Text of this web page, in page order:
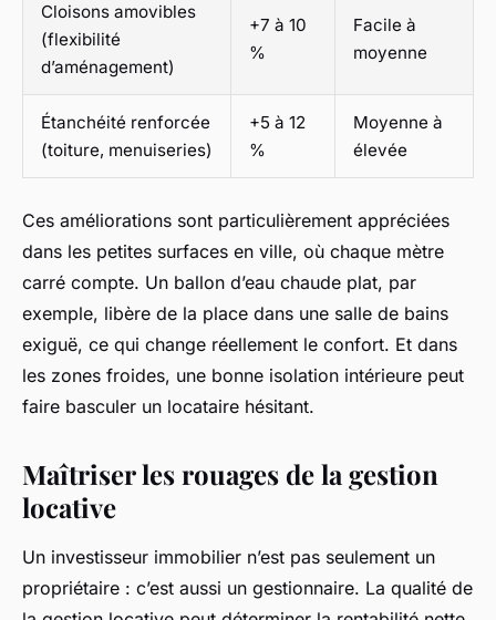
Cloisons amovibles
(flexibilité
d’aménagement)
+7 à 10
%
Facile à
moyenne
Étanchéité renforcée
(toiture, menuiseries)
+5 à 12
%
Moyenne à
élevée
Ces améliorations sont particulièrement appréciées
dans les petites surfaces en ville, où chaque mètre
carré compte. Un ballon d’eau chaude plat, par
exemple, libère de la place dans une salle de bains
exiguë, ce qui change réellement le confort. Et dans
les zones froides, une bonne isolation intérieure peut
faire basculer un locataire hésitant.
Maîtriser les rouages de la gestion
locative
Un investisseur immobilier n’est pas seulement un
propriétaire : c’est aussi un gestionnaire. La qualité de